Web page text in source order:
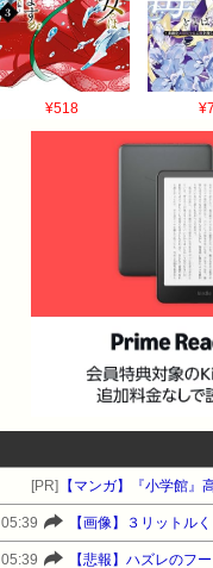
¥518
[PR] 【マンガ】『小学館』
05:39 【画像】３リットル
05:39 【悲報】ハズレのフ